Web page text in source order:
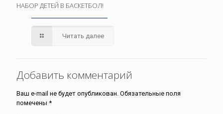
НАБОР ДЕТЕЙ В БАСКЕТБОЛ!
Читать далее
Добавить комментарий
Ваш e-mail не будет опубликован. Обязательные поля
помечены *